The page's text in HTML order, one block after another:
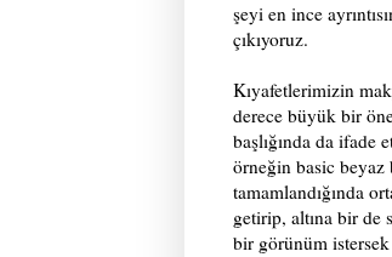
şeyi en ince
çıkıyoruz.
Kıyafetlerimizin
derece büyük bir
başlığında da ifade
örneğin basic
tamamlandığında
getirip, altına bir de
bir görünüm